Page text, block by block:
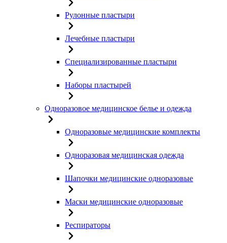
Рулонные пластыри
Лечебные пластыри
Специализированные пластыри
Наборы пластырей
Одноразовое медицинское белье и одежда
Одноразовые медицинские комплекты
Одноразовая медицинская одежда
Шапочки медицинские одноразовые
Маски медицинские одноразовые
Респираторы